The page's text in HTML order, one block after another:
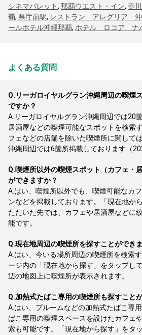
シネマパレット, 那覇ウエスト・イン, 壺
覇, 県庁前駅, レストラン アレグリア 沖
ールホテル沖縄那覇, ホテル ロコア ナ
よくある質問
Q. リーガロイヤルグラン沖縄周辺の喫煙
ですか？
A. リーガロイヤルグラン沖縄周辺では20
居酒屋などの喫煙可能なスポットを検索
フェなどの店舗を除いた喫煙所に関して
沖縄周辺では6箇所掲載しております（
Q.喫煙所以外の喫煙スポット（カフェ・
ができますか？
A. はい、喫煙所以外でも、喫煙可能なカ
ンなどを掲載しております。「現在地か
ただいた先では、カフェや居酒屋などに
能です。
Q.現在地周辺の喫煙所を探すことができ
A. はい、今いる場所周辺の喫煙所を検索
ージ内の「現在地から探す」をタップし
辺の地図上に喫煙所が表示されます。
Q.加熱式たばこ専用の喫煙所も探すこと
A. はい、プルームなどの加熱式たばこ専
ばこ専用の喫煙スペースを設けたカフェ
索も可能です。「現在地から探す」をタ